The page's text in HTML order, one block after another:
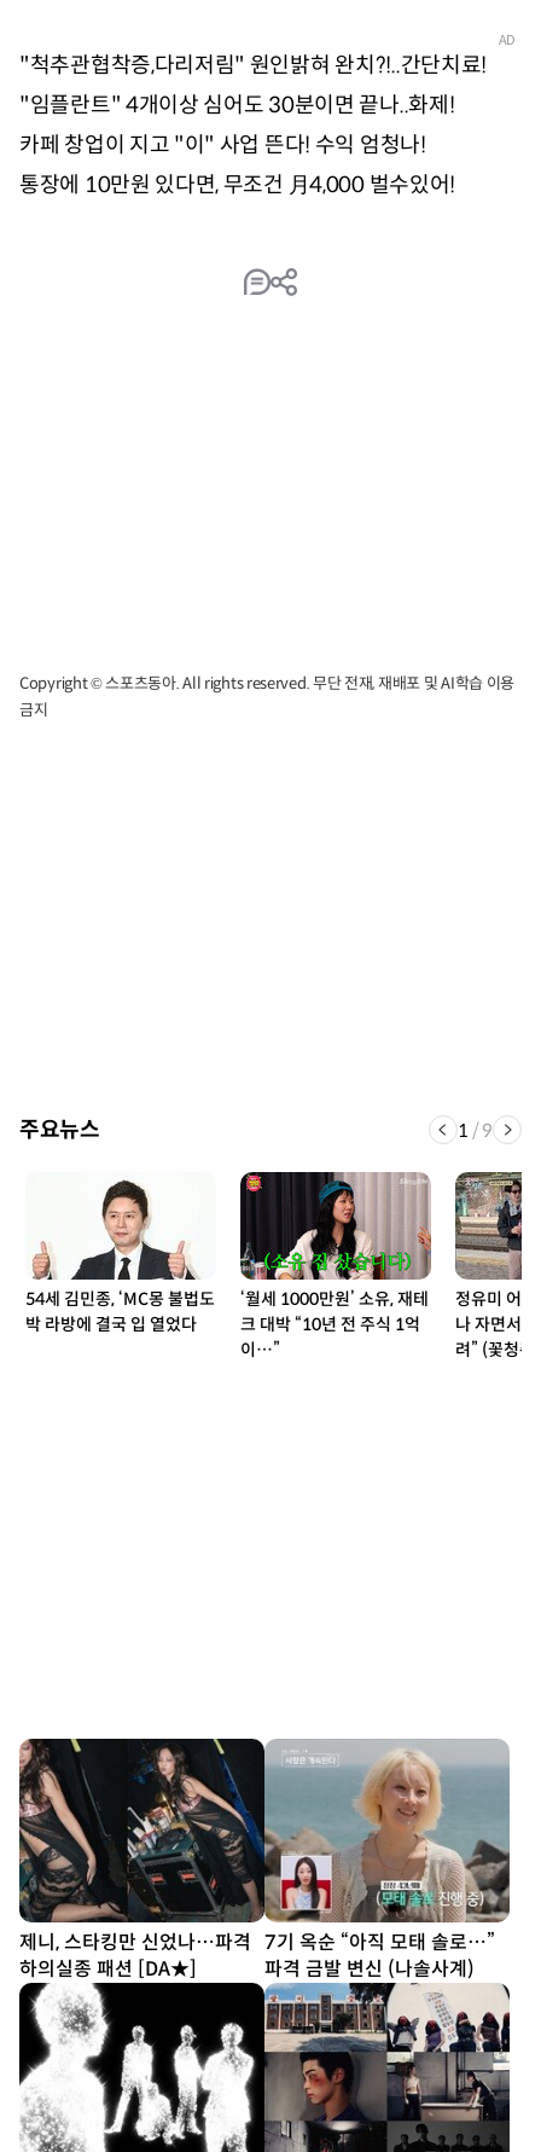
Copyright © 스포츠동아. All rights reserved. 무단 전재, 재배포 및 AI학습 이용
금지
주요뉴스 1 /9
54세 김민종, ‘MC몽 불법도
박 라방에 결국 입 열었다
‘월세 1000만원’ 소유, 재테
크 대박 “10년 전 주식 1억
이…”
정유미 어
나 자면서
려” (꽃청춘)
제니, 스타킹만 신었나…파격
하의실종 패션 [DA★]
7기 옥순 “아직 모태 솔로…”
파격 금발 변신 (나솔사계)